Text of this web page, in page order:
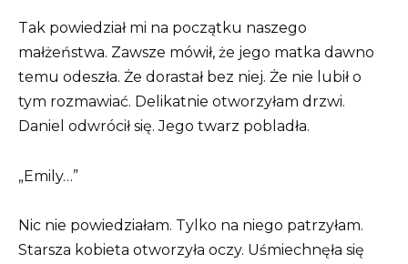
Tak powiedział mi na początku naszego
małżeństwa. Zawsze mówił, że jego matka dawno
temu odeszła. Że dorastał bez niej. Że nie lubił o
tym rozmawiać. Delikatnie otworzyłam drzwi.
Daniel odwrócił się. Jego twarz pobladła.
„Emily…”
Nic nie powiedziałam. Tylko na niego patrzyłam.
Starsza kobieta otworzyła oczy. Uśmiechnęła się